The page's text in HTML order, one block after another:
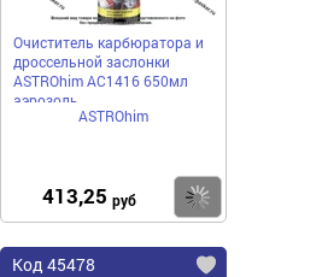
Купить
Очиститель карбюратора и
дроссельной заслонки
ASTROhim AC1416 650мл
аэрозоль
ASTROhim
413,25 руб
Код 45478